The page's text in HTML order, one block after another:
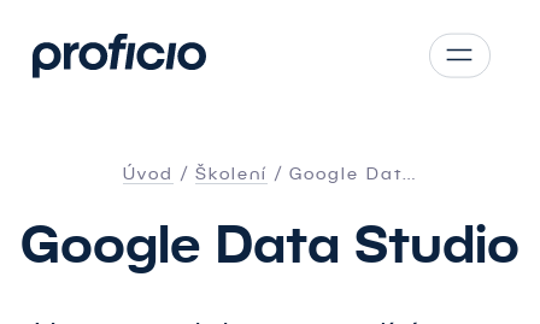
AT
Úvod Školení Google Dat…
Google Data Studio